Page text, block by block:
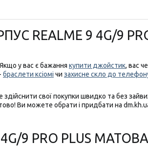
REALME 9 4G/9
у вас є бажання купити джойстик, вас
браслети ксіомі чи захисне скло до
свої покупки швидко та без
Ви можете обрати і придбати на
9 PRO PLUS